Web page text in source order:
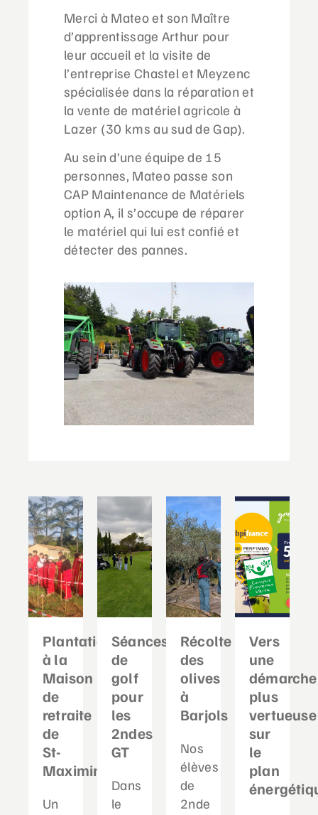
Merci à Mateo et son Maître
d’apprentissage Arthur pour
leur accueil et la visite de
l’entreprise Chastel et Meyzenc
spécialisée dans la réparation et
la vente de matériel agricole à
Lazer (30 kms au sud de Gap).
Au sein d’une équipe de 15
personnes, Mateo passe son
CAP Maintenance de Matériels
option A, il s’occupe de réparer
le matériel qui lui est confié et
détecter des pannes.
Plantation
à la
Maison
de
retraite
de
St-
Maximin
Un
Séances
de
golf
pour
les
2ndes
GT
Dans
le
Récolte
des
olives
à
Barjols
Nos
élèves
de
2nde
Vers
une
démarche
plus
vertueuse
sur
le
plan